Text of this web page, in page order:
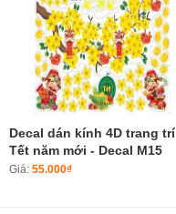
Decal dán kính 4D trang trí
Tết năm mới - Decal M15
Giá: 55.000₫